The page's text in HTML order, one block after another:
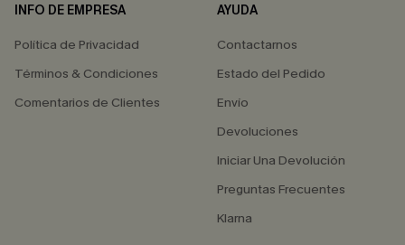
INFO DE EMPRESA
Política de Privacidad
Términos & Condiciones
Comentarios de Clientes
AYUDA
Contactarnos
Estado del Pedido
Envío
Devoluciones
Iniciar Una Devolución
Preguntas Frecuentes
Klarna